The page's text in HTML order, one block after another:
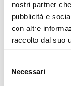
nostri partner
pubblicità e
con altre
raccolto dal suo
delNecessari
NOTICE
MEETING